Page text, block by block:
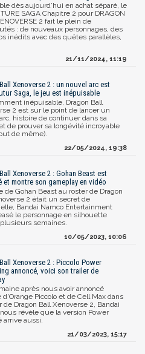
dès aujourd’hui en achat séparé, le
SAGA Chapitre 2 pour DRAGON
2 fait le plein de
: de nouveaux personnages, des
inédits avec des quêtes parallèles,
21/11/2024, 11:19
Xenoverse 2 : un nouvel arc est
Saga, le jeu est inépuisable
inépuisable, Dragon Ball
2 est sur le point de lancer un
histoire de continuer dans sa
de prouver sa longévité incroyable
de même).
22/05/2024, 19:38
Xenoverse 2 : Gohan Beast est
et montre son gameplay en vidéo
de Gohan Beast au roster de Dragon
2 était un secret de
Bandai Namco Entertainment
le personnage en silhouette
semaines.
10/05/2023, 10:06
Xenoverse 2 : Piccolo Power
annoncé, voici son trailer de
après nous avoir annoncé
d'Orange Piccolo et de Cell Max dans
de Dragon Ball Xenoverse 2, Bandai
révèle que la version Power
arrive aussi.
21/03/2023, 15:17